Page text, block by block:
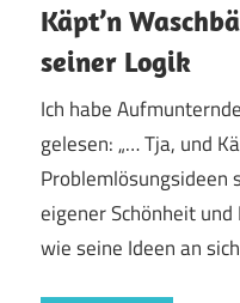
Käpt’n
seiner Logik
Ich habe
gelesen: „… Tja, und
Problemlösungsideen
eigener Schönheit
wie seine Ideen an